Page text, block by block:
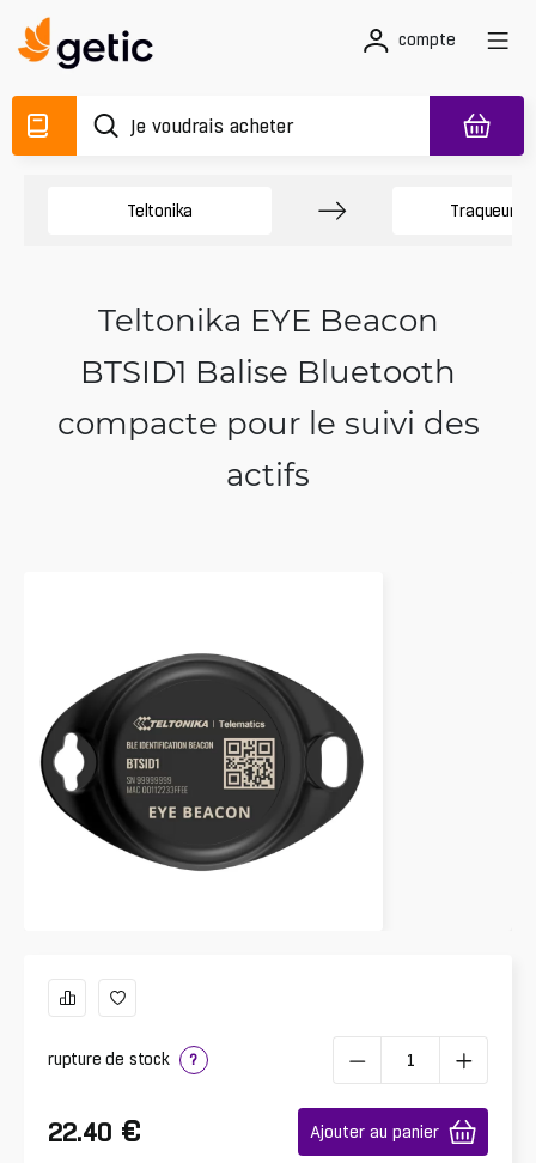
compte
Teltonika Traqueurs
Teltonika EYE Beacon
BTSID1 Balise Bluetooth
compacte pour le suivi des
actifs
rupture de stock ?
22.40 € Ajouter au panier